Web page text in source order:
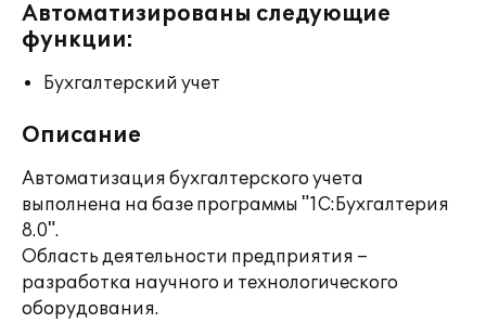
Автоматизированы следующие
функции:
Бухгалтерский учет
Описание
Автоматизация бухгалтерского учета
выполнена на базе программы "1С:Бухгалтерия
8.0".
Область деятельности предприятия –
разработка научного и технологического
оборудования.